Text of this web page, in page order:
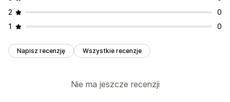
2
0
1
0
Napisz recenzję Wszystkie recenzje
Nie ma jeszcze recenzji